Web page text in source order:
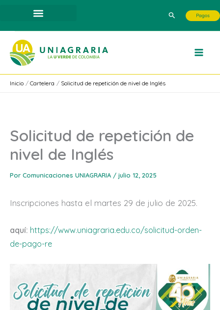
contenido
Buscar Pagos
Inicio Cartelera Solicitud de repetición de nivel de Inglés
Solicitud de repetición de
nivel de Inglés
Por Comunicaciones UNIAGRARIA / julio 12, 2025
Inscripciones hasta el martes 29 de julio de 2025.
aquí: https://www.uniagraria.edu.co/solicitud-orden-
de-pago-re